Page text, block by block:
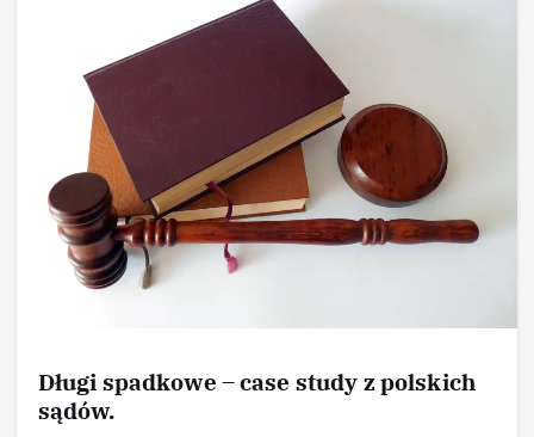
Długi spadkowe – case study z polskich
sądów.